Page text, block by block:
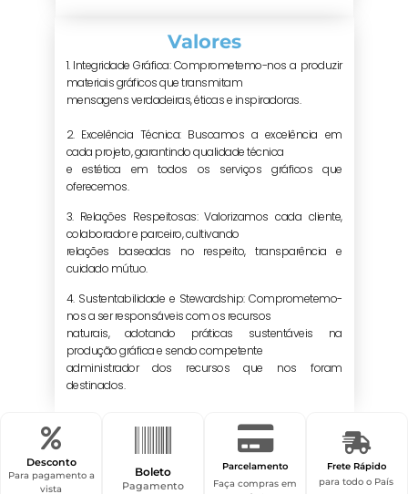
Valores
1. Integridade Gráfica: Comprometemo-nos a produzir
materiais gráficos que transmitam
mensagens verdadeiras, éticas e inspiradoras.
2. Excelência Técnica: Buscamos a excelência em
cada projeto, garantindo qualidade técnica
e estética em todos os serviços gráficos que
oferecemos.
3. Relações Respeitosas: Valorizamos cada cliente,
colaborador e parceiro, cultivando
relações baseadas no respeito, transparência e
cuidado mútuo.
4. Sustentabilidade e Stewardship: Comprometemo-
nos a ser responsáveis com os recursos
naturais, adotando práticas sustentáveis na
produção gráfica e sendo competente
administrador dos recursos que nos foram
destinados.
Desconto
Para pagamento a
vista
Boleto
Pagamento
Parcelamento
Faça compras em
Frete Rápido
para todo o País